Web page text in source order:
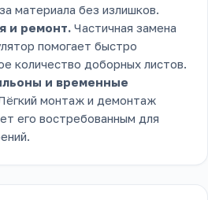
материала без излишков.
и ремонт. Частичная замена
помогает быстро
количество доборных листов.
и временные
монтаж и демонтаж
его востребованным для